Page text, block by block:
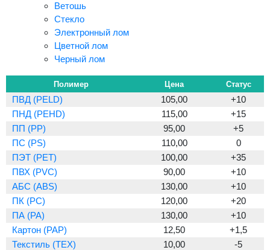
Ветошь
Стекло
Электронный лом
Цветной лом
Черный лом
Полимер Цена Статус
ПВД (PELD) 105,00
+10
ПНД (PEHD)
115,00
+15
ПП (PP)
95,00
+5
ПС (PS)
110,00
0
ПЭТ (PET)
100,00
+35
ПВХ (PVC)
90,00
+10
АБС (ABS)
130,00
+10
ПК (PC)
120,00
+20
ПА (PA)
130,00
+10
Картон (PAP)
12,50
+1,5
Текстиль (TEX)
10,00
-5